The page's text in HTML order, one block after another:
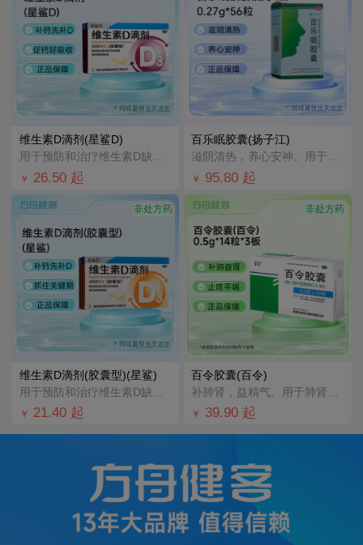
维生素D滴剂(星鲨D)
￥ 26.50 起
百乐眠胶囊(扬子江)
￥ 95.80 起
非处方药
维生素D滴剂(胶囊型)(星鲨)
￥ 21.40 起
非处方药
百令胶囊(百令)
￥ 39.90 起